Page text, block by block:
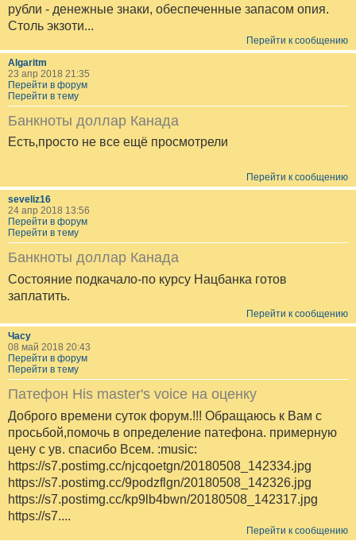
рубли - денежные знаки, обеспеченные запасом опия.
Столь экзоти...
Перейти к сообщению
Algaritm
23 апр 2018 21:35
Перейти в форум
Перейти в тему
Банкноты доллар Канада
Есть,просто не все ещё просмотрели
Перейти к сообщению
seveliz16
24 апр 2018 13:56
Перейти в форум
Перейти в тему
Банкноты доллар Канада
Состояние подкачало-по курсу Нацбанка готов
заплатить.
Перейти к сообщению
Часу
08 май 2018 20:43
Перейти в форум
Перейти в тему
Патефон His master's voice на оценку
Доброго времени суток форум.!!! Обращаюсь к Вам с
просьбой,помочь в определение патефона. примерную
цену с ув. спасибо Всем. :music:
https://s7.postimg.cc/njcqoetgn/20180508_142334.jpg
https://s7.postimg.cc/9podzflgn/20180508_142326.jpg
https://s7.postimg.cc/kp9lb4bwn/20180508_142317.jpg
https://s7....
Перейти к сообщению